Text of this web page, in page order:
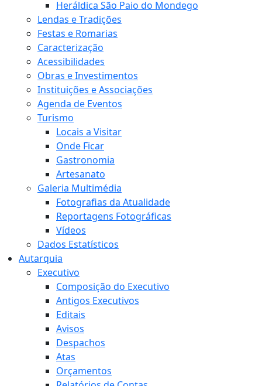
Heráldica São Paio do Mondego
Lendas e Tradições
Festas e Romarias
Caracterização
Acessibilidades
Obras e Investimentos
Instituições e Associações
Agenda de Eventos
Turismo
Locais a Visitar
Onde Ficar
Gastronomia
Artesanato
Galeria Multimédia
Fotografias da Atualidade
Reportagens Fotográficas
Vídeos
Dados Estatísticos
Autarquia
Executivo
Composição do Executivo
Antigos Executivos
Editais
Avisos
Despachos
Atas
Orçamentos